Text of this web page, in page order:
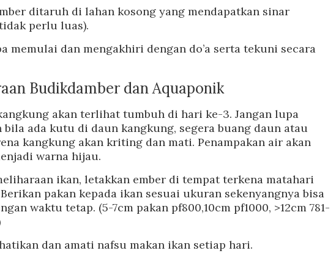
ditaruh di lahan kosong yang mendapatkan sinar
perlu luas).
memulai dan mengakhiri dengan do’a serta tekuni secara
Budikdamber dan Aquaponik
akan terlihat tumbuh di hari ke-3. Jangan lupa
bila ada kutu di daun kangkung, segera buang daun atau
kangkung akan kriting dan mati. Penampakan air akan
warna hijau.
ikan, letakkan ember di tempat terkena matahari
pakan kepada ikan sesuai ukuran sekenyangnya bisa
waktu tetap. (5-7cm pakan pf800,10cm pf1000, >12cm 781-
dan amati nafsu makan ikan setiap hari.